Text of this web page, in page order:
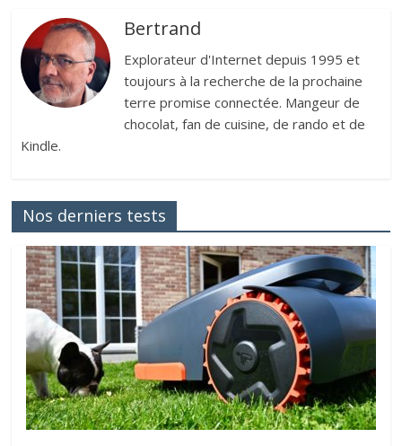
Bertrand
Explorateur d'Internet depuis 1995 et
toujours à la recherche de la prochaine
terre promise connectée. Mangeur de
chocolat, fan de cuisine, de rando et de
Kindle.
Nos derniers tests